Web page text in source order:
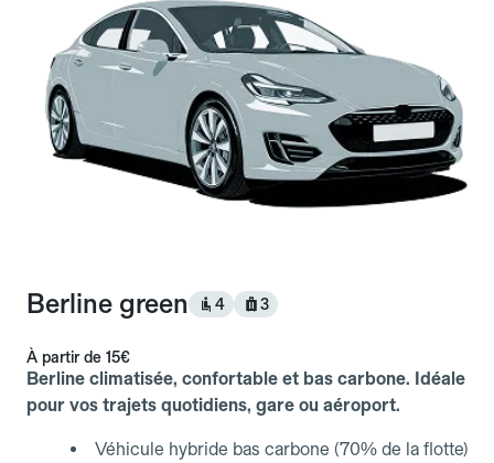
Berline green 4 3
À partir de 15€
Berline climatisée, confortable et bas carbone. Idéale
pour vos trajets quotidiens, gare ou aéroport.
Véhicule hybride bas carbone (70% de la flotte)